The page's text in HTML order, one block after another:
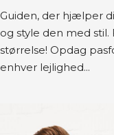
Guiden, der hjælper
og style den med
størrelse! Opdag
enhver lejlighed...